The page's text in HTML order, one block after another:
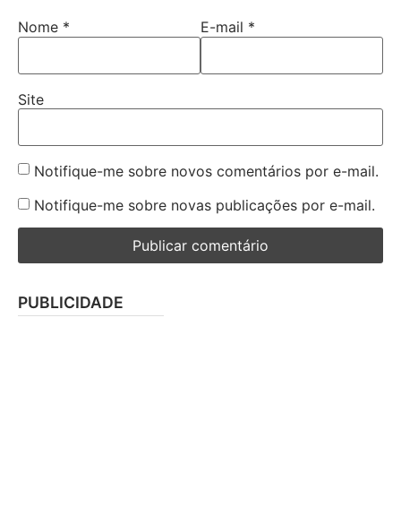
Nome * E-mail *
Site
Notifique-me sobre novos comentários por e-mail.
Notifique-me sobre novas publicações por e-mail.
PUBLICIDADE